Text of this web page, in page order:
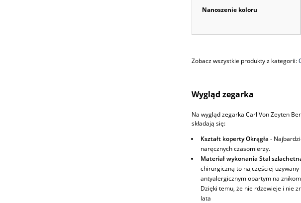
Nanoszenie koloru
Zobacz wszystkie produkty z kategorii:
Wygląd zegarka
Na wygląd zegarka Carl Von Zeyten
składają się:
Kształt koperty Okrągła -
naręcznych czasomierzy.
Materiał wykonania Stal
chirurgiczną to najczęściej
antyalergicznym opartym na
Dzięki temu, że nie rdzewieje i nie
lata